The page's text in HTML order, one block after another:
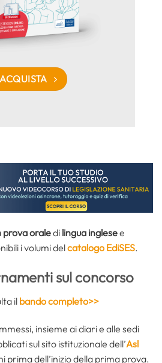
ACQUISTA
prova oraledi lingua inglesee
i volumi delcatalogo EdiSES.
sul concorso
il bando completo>>
insieme ai diari e alle sedi
sul sito istituzionale dell’Asl
prima dell’inizio della prima prova.